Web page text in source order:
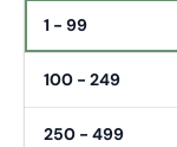
1 - 99
100 - 249
250 - 499